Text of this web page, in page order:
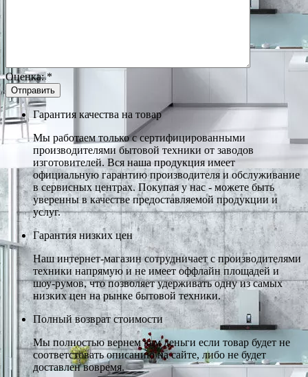
Оценка:*
Гарантия качества на товар
Мы работаем только с сертифицированными
производителями бытовой техники от заводов
изготовителей. Вся наша продукция имеет
официальную гарантию производителя и обслуживание
в сервисных центрах. Покупая у нас - можете быть
уверенны в качестве предоставляемой продукции и
услуг.
Гарантия низких цен
Наш интернет-магазин сотрудничает с производителями
техники напрямую и не имеет оффлайн площадей и
шоу-румов, что позволяет удерживать одну из самых
низких цен на рынке бытовой техники.
Полный возврат стоимости
Мы полностью вернем вам деньги если товар будет не
соответстовать описанию на сайте, либо не будет
доставлен вовремя.